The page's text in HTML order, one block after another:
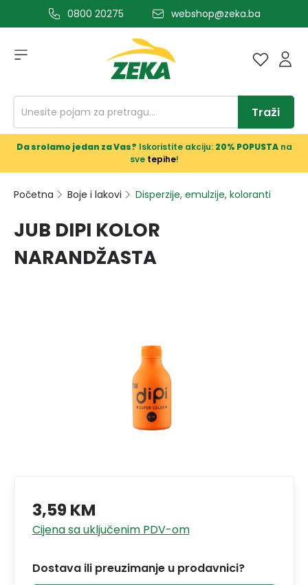
glavni sadržaj0800 20275 webshop@zeka.ba
Traži
Da srolamo jedan za Vas? Iskoristite akciju: 20% POPUSTAna
sve tepihe!
Početna Boje i lakovi Disperzije, emulzije, koloranti
JUB DIPI KOLOR
NARANDŽASTA
3,59 KM
Cijena sa uključenim PDV-om
Dostava ili preuzimanje u prodavnici?